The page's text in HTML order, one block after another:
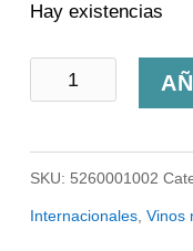
Hay existencias
Pierre
Clau
de
la
SKU: 5260001002
Internacionales,Vinos